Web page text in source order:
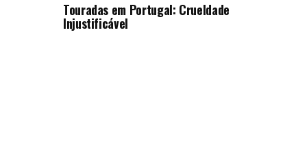
Touradas em Portugal: Crueldade
Injustificável